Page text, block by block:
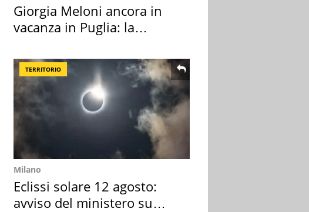
Giorgia Meloni ancora in
vacanza in Puglia: la
TERRITORIO
Milano
Eclissi solare 12 agosto:
avviso del ministero su